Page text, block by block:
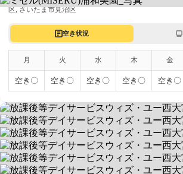
区, さいたま市見沼区
空き状況
月 火 水 木 金
空き〇 空き〇 空き〇 空き〇 空き〇